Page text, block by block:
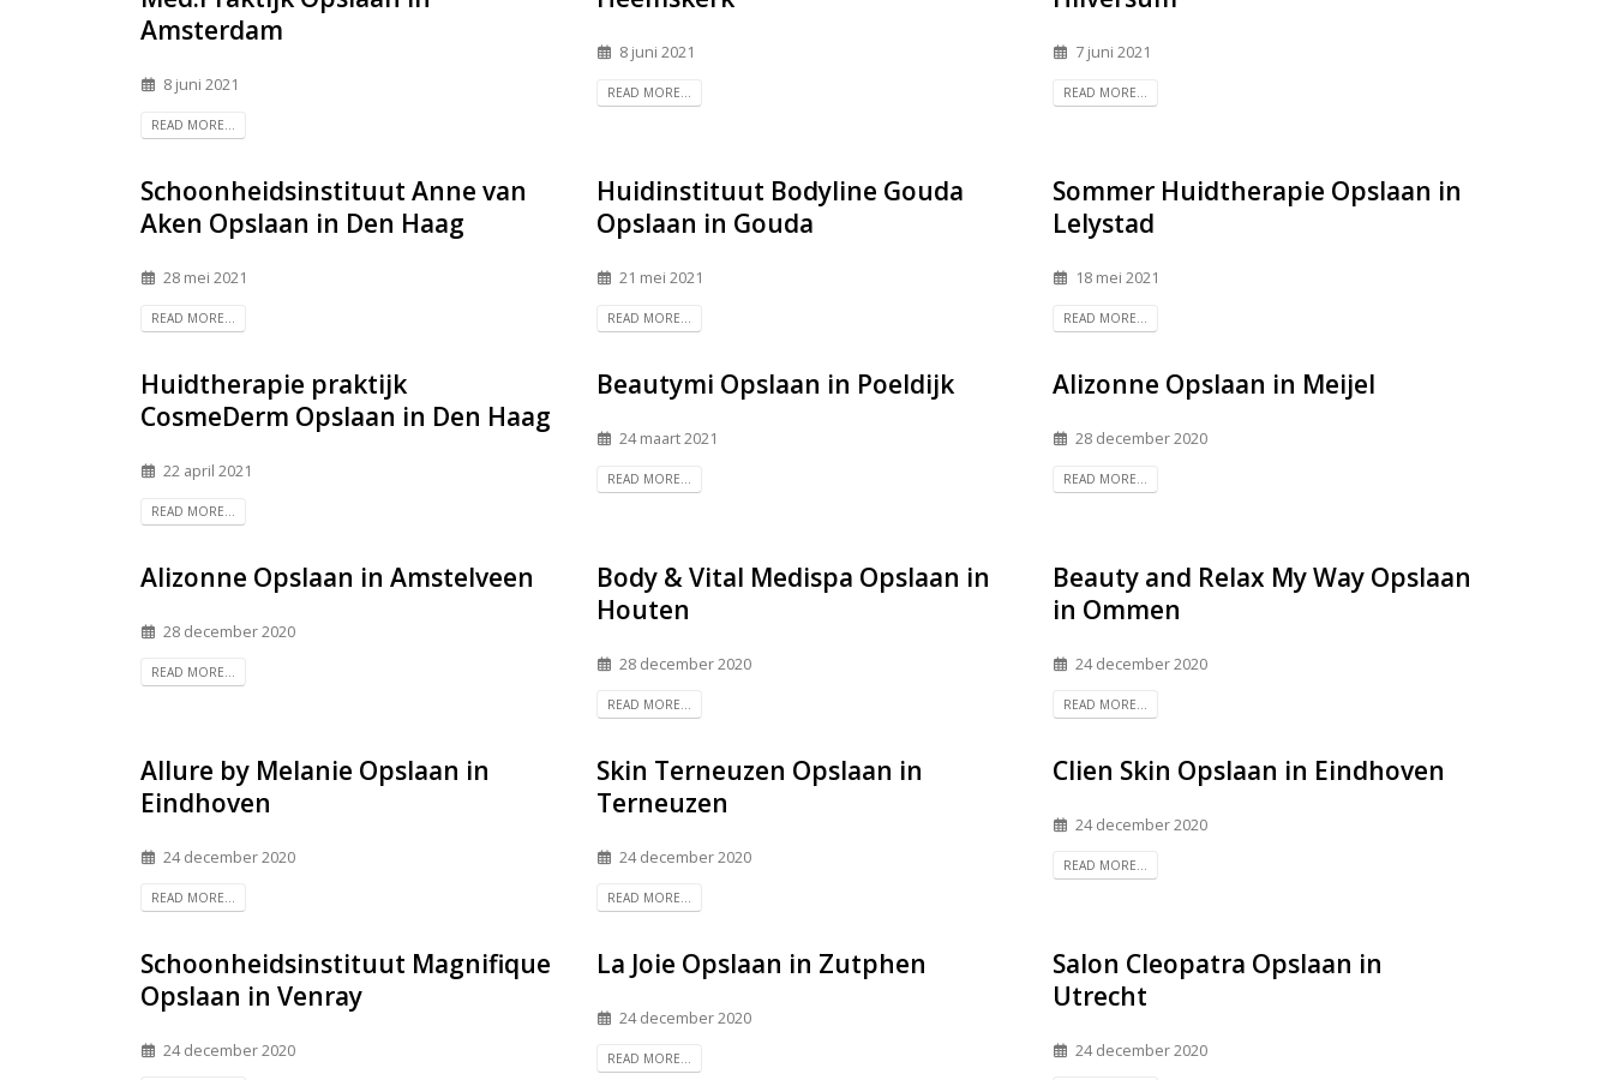
Amsterdam
8 juni 2021
READ MORE...
8 juni 2021
READ MORE...
7 juni 2021
READ MORE...
Schoonheidsinstituut Anne van
Aken Opslaan in Den Haag
28 mei 2021
READ MORE...
Huidinstituut Bodyline Gouda
Opslaan in Gouda
21 mei 2021
READ MORE...
Sommer Huidtherapie Opslaan in
Lelystad
18 mei 2021
READ MORE...
Huidtherapie praktijk
CosmeDerm Opslaan in Den Haag
22 april 2021
READ MORE...
Beautymi Opslaan in Poeldijk
24 maart 2021
READ MORE...
Alizonne Opslaan in Meijel
28 december 2020
READ MORE...
Alizonne Opslaan in Amstelveen
28 december 2020
READ MORE...
Body & Vital Medispa Opslaan in
Houten
28 december 2020
READ MORE...
Beauty and Relax My Way Opslaan
in Ommen
24 december 2020
READ MORE...
Allure by Melanie Opslaan in
Eindhoven
24 december 2020
READ MORE...
Skin Terneuzen Opslaan in
Terneuzen
24 december 2020
READ MORE...
Clien Skin Opslaan in Eindhoven
24 december 2020
READ MORE...
Schoonheidsinstituut Magnifique
Opslaan in Venray
24 december 2020
La Joie Opslaan in Zutphen
24 december 2020
READ MORE...
Salon Cleopatra Opslaan in
Utrecht
24 december 2020